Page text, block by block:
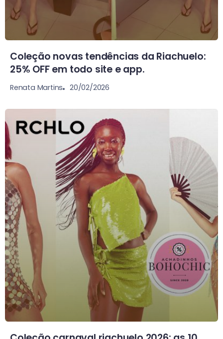
Coleção novas tendências da Riachuelo:
25% OFF em todo site e app.
Renata Martins 20/02/2026